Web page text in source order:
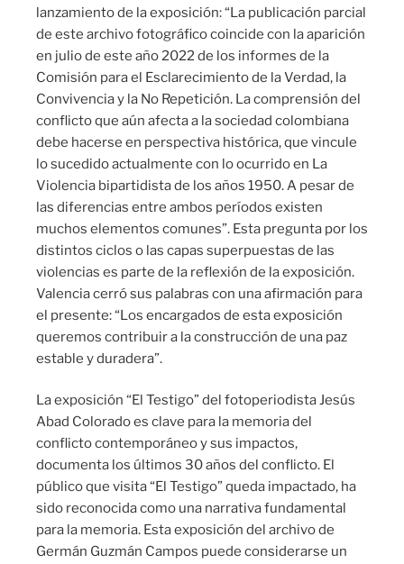
lanzamiento de la exposición: “La publicación parcial
de este archivo fotográfico coincide con la aparición
en julio de este año 2022 de los informes de la
Comisión para el Esclarecimiento de la Verdad, la
Convivencia y la No Repetición. La comprensión del
conflicto que aún afecta a la sociedad colombiana
debe hacerse en perspectiva histórica, que vincule
lo sucedido actualmente con lo ocurrido en La
Violencia bipartidista de los años 1950. A pesar de
las diferencias entre ambos períodos existen
muchos elementos comunes”. Esta pregunta por los
distintos ciclos o las capas superpuestas de las
violencias es parte de la reflexión de la exposición.
Valencia cerró sus palabras con una afirmación para
el presente: “Los encargados de esta exposición
queremos contribuir a la construcción de una paz
estable y duradera”.
La exposición “El Testigo” del fotoperiodista Jesús
Abad Colorado es clave para la memoria del
conflicto contemporáneo y sus impactos,
documenta los últimos 30 años del conflicto. El
público que visita “El Testigo” queda impactado, ha
sido reconocida como una narrativa fundamental
para la memoria. Esta exposición del archivo de
Germán Guzmán Campos puede considerarse un